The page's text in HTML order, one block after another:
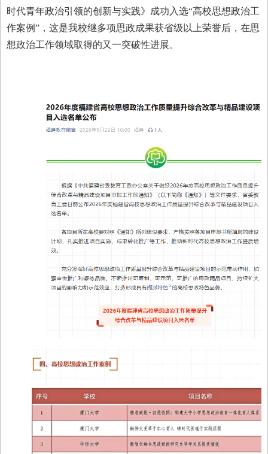
时代青年政治引领的创新与实践》成功入选“高校思想政治工
作案例”，这是我校继多项思政成果获省级以上荣誉后，在思
想政治工作领域取得的又一突破性进展。